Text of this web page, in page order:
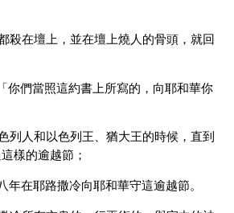
殺在壇上，並在壇上燒人的骨頭，就回
你們當照這約書上所寫的，向耶和華你
列人和以色列王、猶大王的時候，直到
樣的逾越節；
年在耶路撒冷向耶和華守這逾越節。